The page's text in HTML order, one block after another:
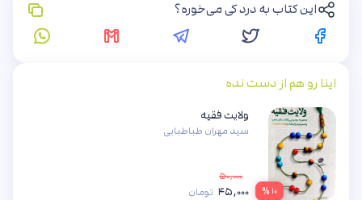
این کتاب به درد کی می‌خوره؟
اینا رو هم از دست نده
۱۰ %
ولایت فقیه
سید مهران طباطبایی
۵۰,۰۰۰
۴۵,۰۰۰ تومان